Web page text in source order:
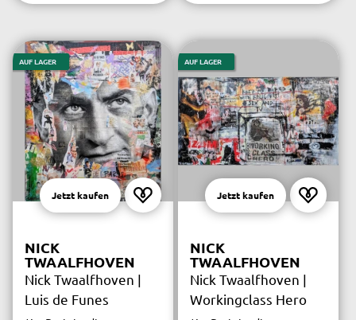
AUF LAGER
Jetzt kaufen
NICK
TWAALFHOVEN
Nick Twaalfhoven |
Luis de Funes
AUF LAGER
Jetzt kaufen
NICK
TWAALFHOVEN
Nick Twaalfhoven |
Workingclass Hero